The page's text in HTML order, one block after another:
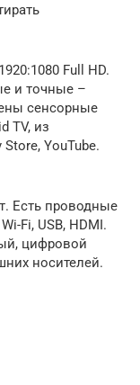
Full HD.
и точные –
сенсорные
TV, из
YouTube.
Есть проводные
Fi, USB, HDMI.
цифровой
носителей.